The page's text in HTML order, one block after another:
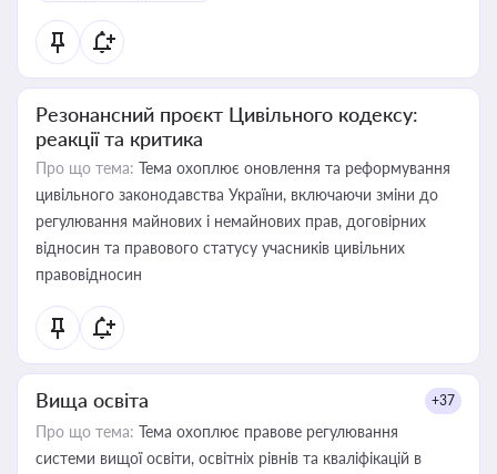
Резонансний проєкт Цивільного кодексу:
реакції та критика
Про що тема: Тема охоплює оновлення та реформування
цивільного законодавства України, включаючи зміни до
регулювання майнових і немайнових прав, договірних
відносин та правового статусу учасників цивільних
правовідносин
Вища освіта +37
Про що тема: Тема охоплює правове регулювання
системи вищої освіти, освітніх рівнів та кваліфікацій в